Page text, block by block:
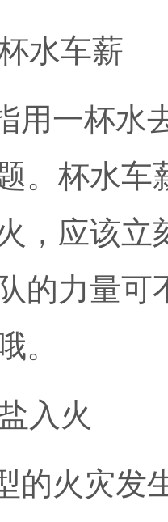
水车薪
用一杯水
。杯水
，应该
的力量可
。
入火
的火灾发